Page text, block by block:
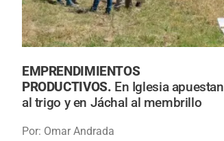
EMPRENDIMIENTOS
PRODUCTIVOS. En Iglesia apuestan
al trigo y en Jáchal al membrillo
Por: Omar Andrada